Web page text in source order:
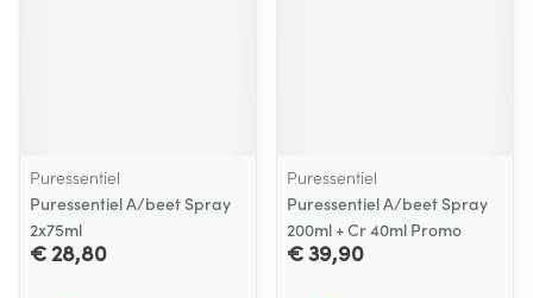
Puressentiel
Puressentiel A/beet Spray
2x75ml
€ 28,80
Puressentiel
Puressentiel A/beet Spray
200ml + Cr 40ml Promo
€ 39,90